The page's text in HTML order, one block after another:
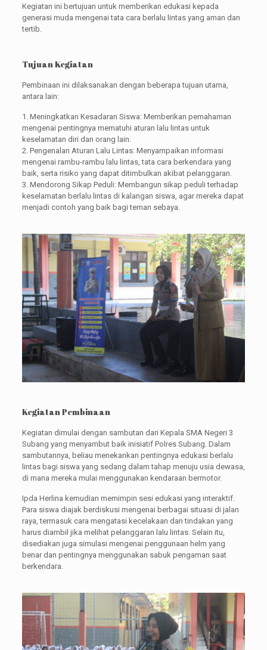
Kegiatan ini bertujuan untuk memberikan edukasi kepada
generasi muda mengenai tata cara berlalu lintas yang aman dan
tertib.
Tujuan Kegiatan
Pembinaan ini dilaksanakan dengan beberapa tujuan utama,
antara lain:
1. Meningkatkan Kesadaran Siswa: Memberikan pemahaman
mengenai pentingnya mematuhi aturan lalu lintas untuk
keselamatan diri dan orang lain.
2. Pengenalan Aturan Lalu Lintas: Menyampaikan informasi
mengenai rambu-rambu lalu lintas, tata cara berkendara yang
baik, serta risiko yang dapat ditimbulkan akibat pelanggaran.
3. Mendorong Sikap Peduli: Membangun sikap peduli terhadap
keselamatan berlalu lintas di kalangan siswa, agar mereka dapat
menjadi contoh yang baik bagi teman sebaya.
Kegiatan Pembinaan
Kegiatan dimulai dengan sambutan dari Kepala SMA Negeri 3
Subang yang menyambut baik inisiatif Polres Subang. Dalam
sambutannya, beliau menekankan pentingnya edukasi berlalu
lintas bagi siswa yang sedang dalam tahap menuju usia dewasa,
di mana mereka mulai menggunakan kendaraan bermotor.
Ipda Herlina kemudian memimpin sesi edukasi yang interaktif.
Para siswa diajak berdiskusi mengenai berbagai situasi di jalan
raya, termasuk cara mengatasi kecelakaan dan tindakan yang
harus diambil jika melihat pelanggaran lalu lintas. Selain itu,
disediakan juga simulasi mengenai penggunaan helm yang
benar dan pentingnya menggunakan sabuk pengaman saat
berkendara.